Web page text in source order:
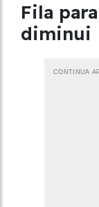
Fila
diminui
CONTINUA